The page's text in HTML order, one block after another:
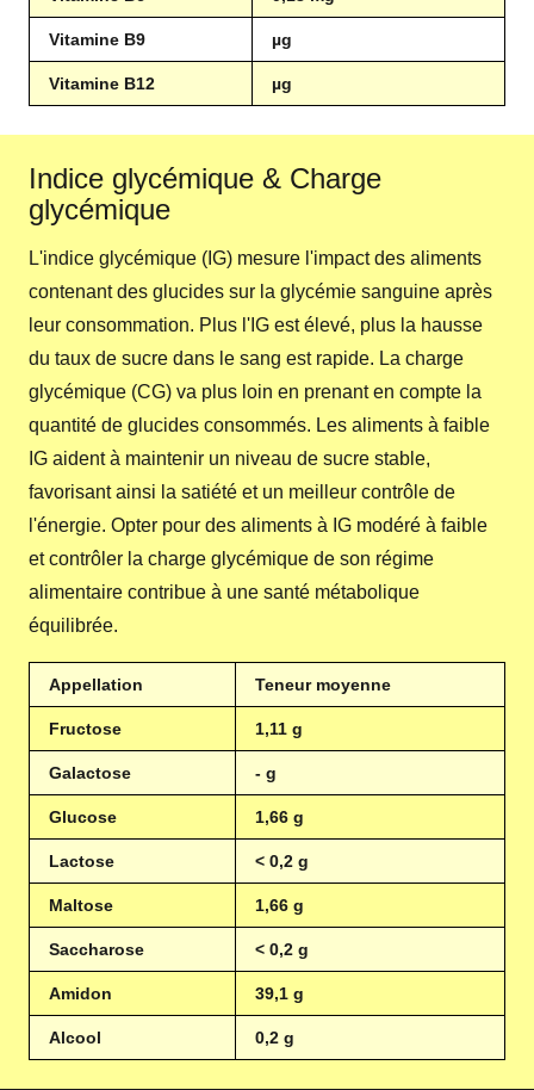
Vitamine B9 µg
Vitamine B12 µg
Indice glycémique & Charge
glycémique
L'indice glycémique (IG) mesure l'impact des aliments
contenant des glucides sur la glycémie sanguine après
leur consommation. Plus l'IG est élevé, plus la hausse
du taux de sucre dans le sang est rapide. La charge
glycémique (CG) va plus loin en prenant en compte la
quantité de glucides consommés. Les aliments à faible
IG aident à maintenir un niveau de sucre stable,
favorisant ainsi la satiété et un meilleur contrôle de
l'énergie. Opter pour des aliments à IG modéré à faible
et contrôler la charge glycémique de son régime
alimentaire contribue à une santé métabolique
équilibrée.
Appellation Teneur moyenne
Fructose 1,11 g
Galactose - g
Glucose 1,66 g
Lactose < 0,2 g
Maltose 1,66 g
Saccharose < 0,2 g
Amidon 39,1 g
Alcool 0,2 g